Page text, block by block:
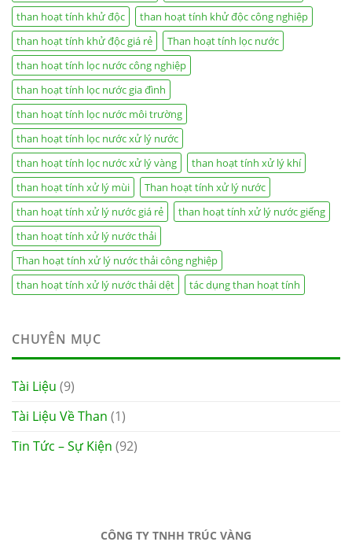
than hoạt tính khử độc
than hoạt tính khử độc công nghiệp
than hoạt tính khử độc giá rẻ
Than hoạt tính lọc nước
than hoạt tính lọc nước công nghiệp
than hoạt tính lọc nước gia đình
than hoạt tính lọc nước môi trường
than hoạt tính lọc nước xử lý nước
than hoạt tính lọc nước xử lý vàng
than hoạt tính xử lý khí
than hoạt tính xử lý mùi
Than hoạt tính xử lý nước
than hoạt tính xử lý nước giá rẻ
than hoạt tính xử lý nước giếng
than hoạt tính xử lý nước thải
Than hoạt tính xử lý nước thải công nghiệp
than hoạt tính xử lý nước thải dệt
tác dụng than hoạt tính
CHUYÊN MỤC
Tài Liệu (9)
Tài Liệu Về Than (1)
Tin Tức – Sự Kiện (92)
CÔNG TY TNHH TRÚC VÀNG